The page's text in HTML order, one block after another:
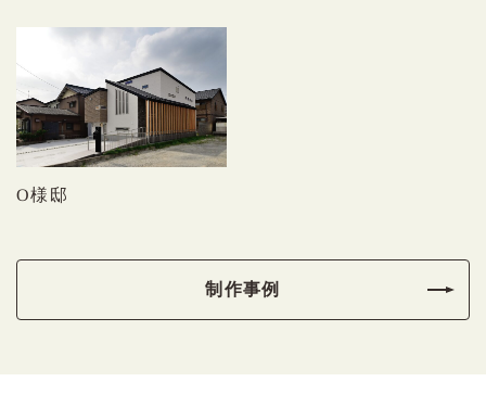
O様邸
制作事例